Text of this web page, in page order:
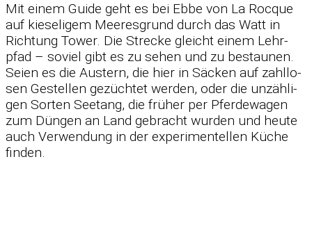
Mit ei­nem Guide geht es bei Ebbe von La Roc­que
auf kie­se­li­gem Mee­res­grund durch das Watt in
Rich­tung Tower. Die Stre­cke gleicht ei­nem Lehr­
pfad – so­viel gibt es zu se­hen und zu be­stau­nen.
Seien es die Aus­tern, die hier in Sä­cken auf zahl­lo­
sen Ge­stel­len ge­züch­tet wer­den, oder die un­zäh­li­
gen Sor­ten See­tang, die frü­her per Pfer­de­wa­gen
zum Dün­gen an Land ge­bracht wur­den und heute
auch Ver­wen­dung in der ex­pe­ri­men­tel­len Kü­che
fin­den.